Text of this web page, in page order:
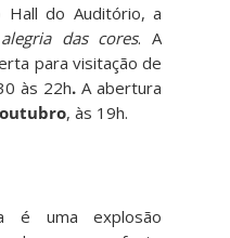
Hall do Auditório, a
das cores. A
para visitação de
às 22h.A abertura
, às 19h.
é uma explosão